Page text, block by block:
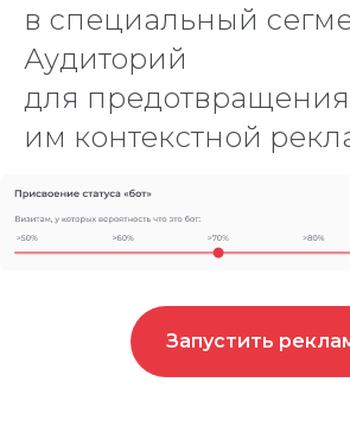
в специальный
Аудиторий
для предотвращения
им контекстной
Запустить